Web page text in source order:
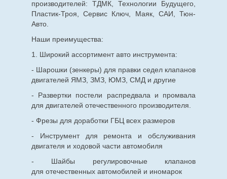
производителей: ТДМК, Технологии Будущего,
Пластик-Троя, Сервис Ключ, Маяк, САИ, Тюн-
Авто.
Наши преимущества:
1. Широкий ассортимент авто инструмента:
- Шарошки (зенкеры) для правки седел клапанов
двигателей ЯМЗ, ЗМЗ, ЮМЗ, СМД и другие
- Развертки постели распредвала и промвала
для двигателей отечественного производителя.
- Фрезы для доработки ГБЦ всех размеров
- Инструмент для ремонта и обслуживания
двигателя и ходовой части автомобиля
- Шайбы регулировочные клапанов
для отечественныхавтомобилей и иномарок